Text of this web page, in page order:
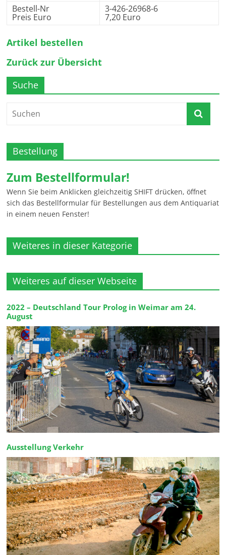
Bestell-Nr
Preis Euro
3-426-26968-6
7,20 Euro
Artikel bestellen
Zurück zur Übersicht
Suche
Bestellung
Zum Bestellformular!
Wenn Sie beim Anklicken gleichzeitig SHIFT drücken, öffnet
sich das Bestellformular für Bestellungen aus dem Antiquariat
in einem neuen Fenster!
Weiteres in dieser Kategorie
Weiteres auf dieser Webseite
2022 – Deutschland Tour Prolog in Weimar am 24.
August
Ausstellung Verkehr